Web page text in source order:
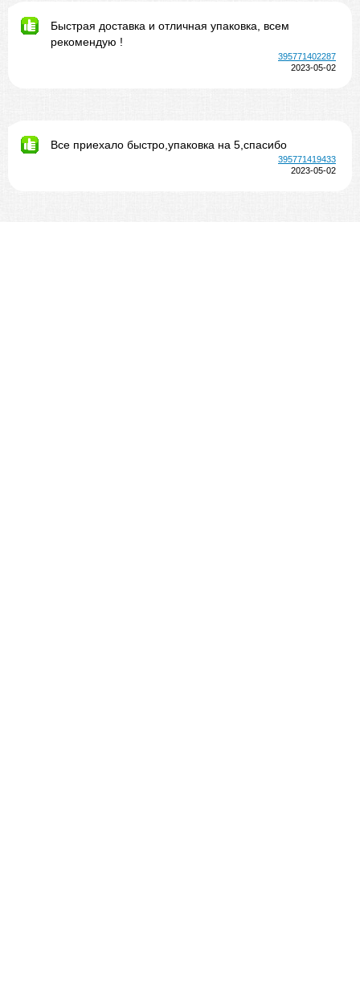
Быстрая доставка и отличная упаковка, всем
рекомендую !
395771402287
2023-05-02
Все приехало быстро,упаковка на 5,спасибо
395771419433
2023-05-02